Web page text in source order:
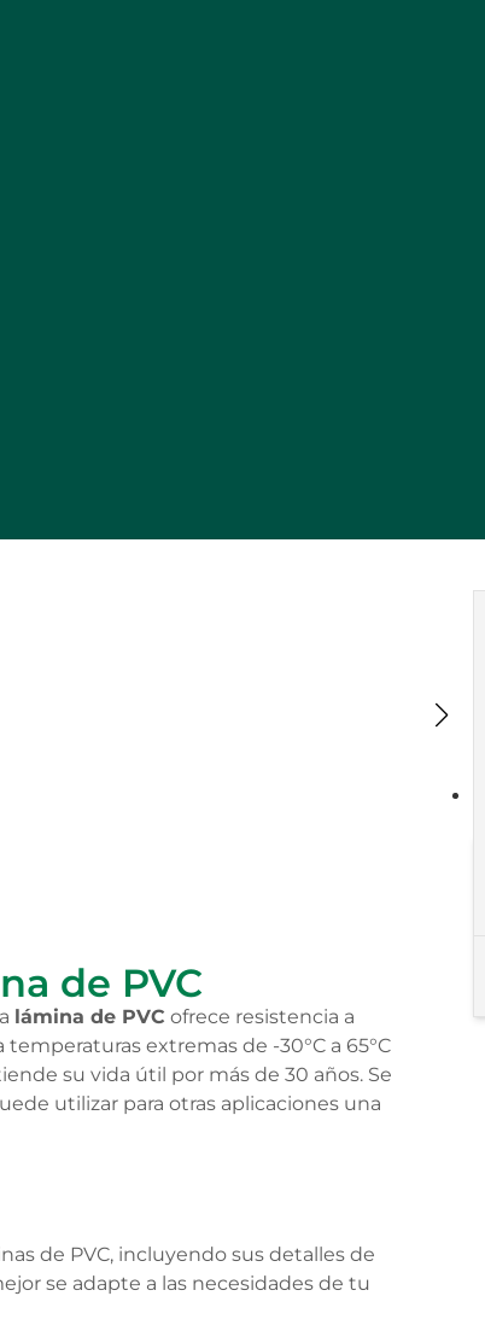
de PVC
lámina de PVC ofrece resistencia a
extremas de -30°C a 65°C
su vida útil por más de 30 años. Se
utilizar para otras aplicaciones una
de PVC, incluyendo sus detalles de
se adapte a las necesidades de tu